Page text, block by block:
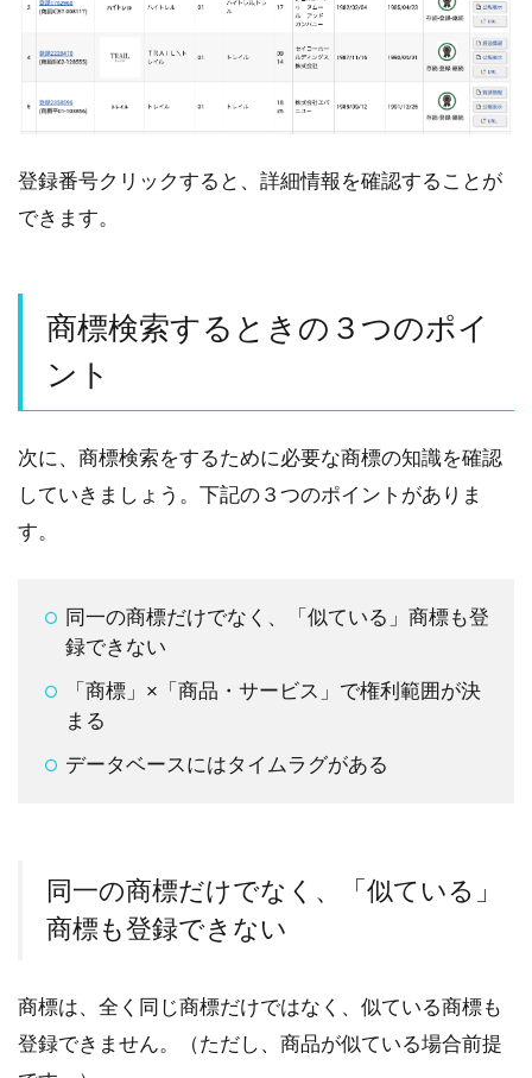
登録番号クリックすると、詳細情報を確認することが
できます。
商標検索するときの３つのポイ
ント
次に、商標検索をするために必要な商標の知識を確認
していきましょう。下記の３つのポイントがありま
す。
同一の商標だけでなく、「似ている」商標も登
録できない
「商標」×「商品・サービス」で権利範囲が決
まる
データベースにはタイムラグがある
同一の商標だけでなく、「似ている」
商標も登録できない
商標は、全く同じ商標だけではなく、似ている商標も
登録できません。（ただし、商品が似ている場合前提